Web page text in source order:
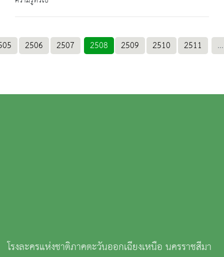
2506 2507 2508 2509 2510 2511 ...
โรงละครแห่งชาติภาคตะวันออกเฉียงเหนือ นครราชสีมา